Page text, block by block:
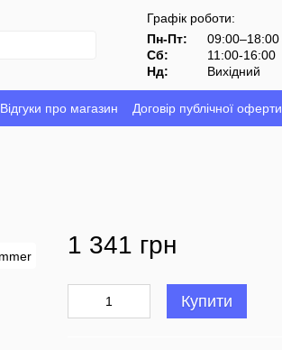
Графік роботи:
Пн-Пт:
09:00–18:00
Сб:
11:00-16:00
Нд:
Вихідний
Відгуки про магазин Договір публічної оферти
1 341 грн
Купити